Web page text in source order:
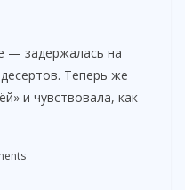
— задержалась на
Теперь же
и чувствовала, как